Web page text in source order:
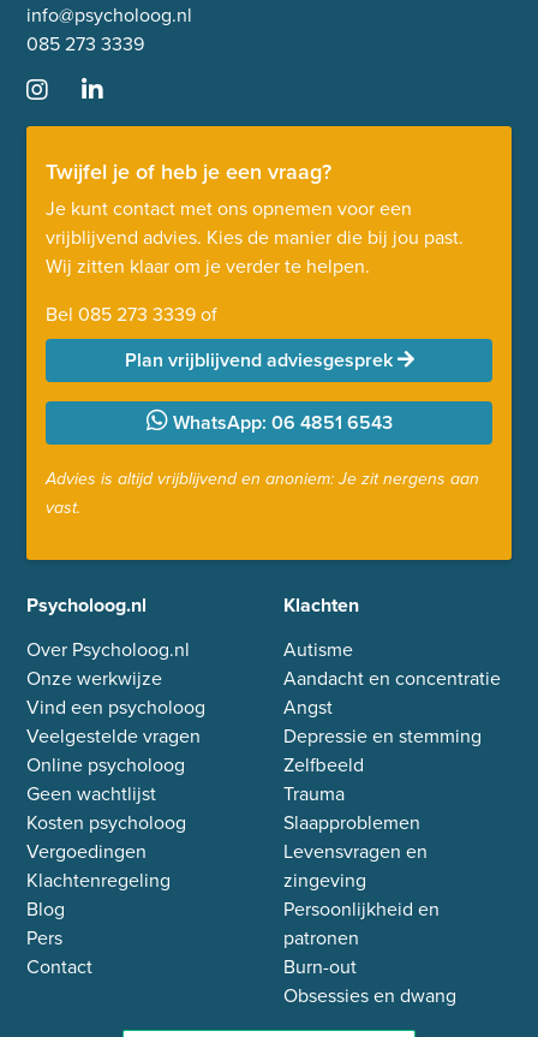
info@psycholoog.nl
085 273 3339
Twijfel je of heb je een vraag?
Je kunt contact met ons opnemen voor een
vrijblijvend advies. Kies de manier die bij jou past.
Wij zitten klaar om je verder te helpen.
Bel 085 273 3339of
Plan vrijblijvend adviesgesprek
WhatsApp: 06 4851 6543
Advies is altijd vrijblijvend en anoniem: Je zit nergens aan
vast.
Psycholoog.nl
Over Psycholoog.nl
Onze werkwijze
Vind een psycholoog
Veelgestelde vragen
Online psycholoog
Geen wachtlijst
Kosten psycholoog
Vergoedingen
Klachtenregeling
Blog
Pers
Contact
Klachten
Autisme
Aandacht en concentratie
Angst
Depressie en stemming
Zelfbeeld
Trauma
Slaapproblemen
Levensvragen en
zingeving
Persoonlijkheid en
patronen
Burn-out
Obsessies en dwang